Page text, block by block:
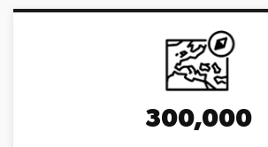
300,000